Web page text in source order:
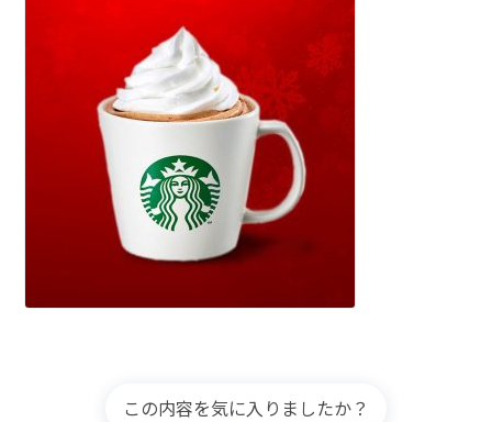
この内容を気に入りましたか？